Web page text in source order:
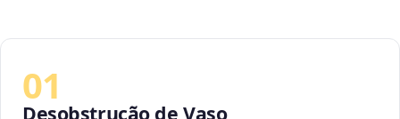
01
Desobstrução de Vaso